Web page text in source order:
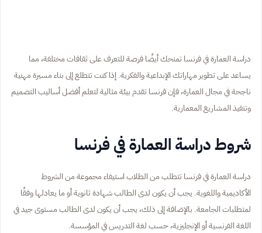
دراسة العمارة في فرنسا تمنحك أيضًا فرصة للتعرف على ثقافات مختلفة، مما
يساعد على تطوير مهاراتك الإبداعية والفكرية. إذا كنت تتطلع إلى بناء مسيرة مهنية
ناجحة في مجال العمارة، فإن فرنسا تقدم بيئة مثالية لتعلم أفضل أساليب التصميم
وتنفيذ المشاريع المعمارية.
شروط دراسة العمارة في فرنسا
دراسة العمارة في فرنسا تتطلب من الطلاب استيفاء مجموعة من الشروط
الأكاديمية واللغوية. يجب أن يكون لدى الطالب شهادة ثانوية أو ما يعادلها وفقًا
لمتطلبات الجامعة. بالإضافة إلى ذلك، يجب أن يكون لدى الطالب مستوى جيد في
اللغة الفرنسية أو الإنجليزية، حسب لغة التدريس في المؤسسة.